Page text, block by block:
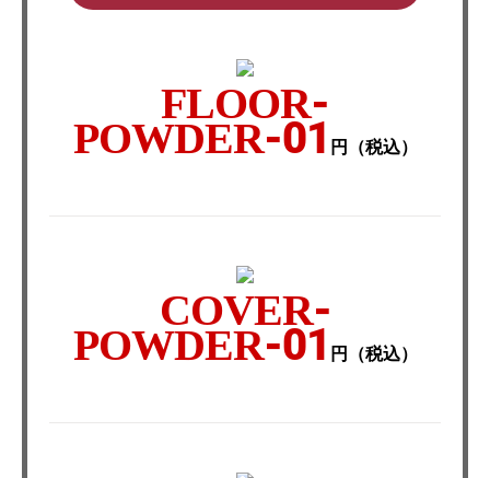
FLOOR-
POWDER-01 円（税込）
COVER-
POWDER-01 円（税込）